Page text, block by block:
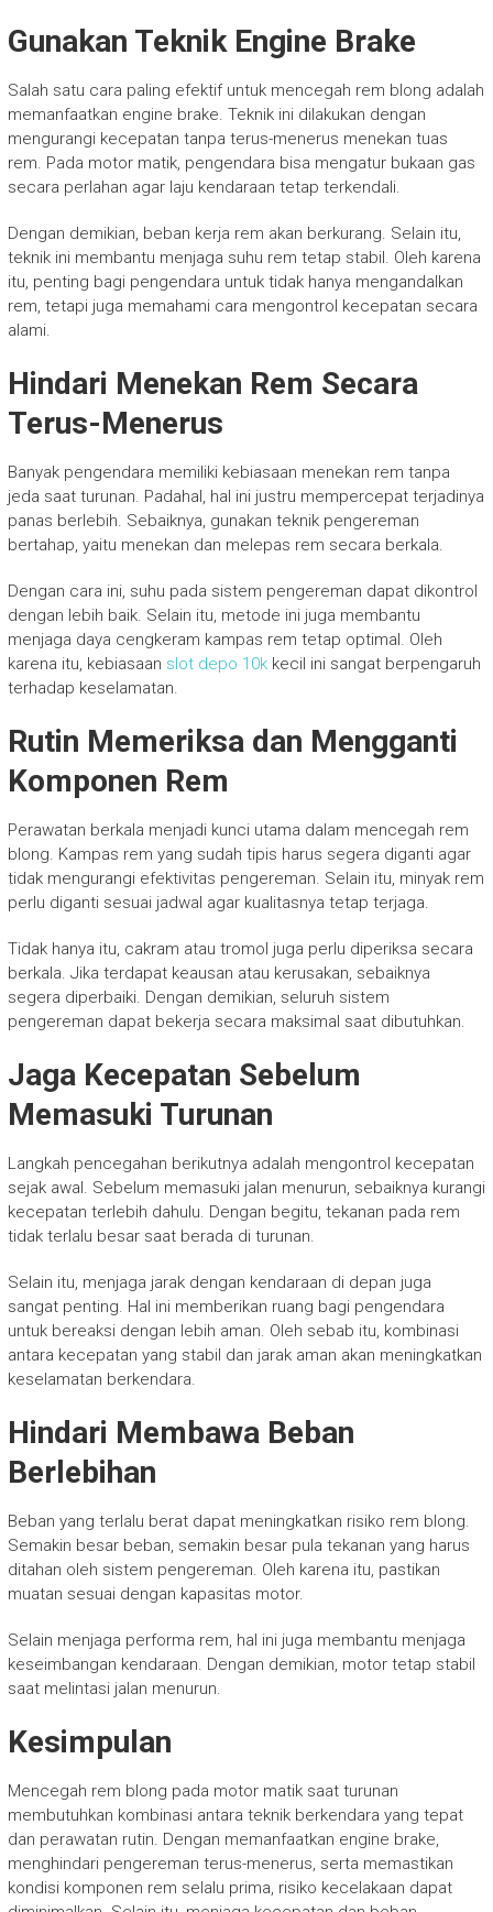
Gunakan Teknik Engine Brake
Salah satu cara paling efektif untuk mencegah rem blong adalah
memanfaatkan engine brake. Teknik ini dilakukan dengan
mengurangi kecepatan tanpa terus-menerus menekan tuas
rem. Pada motor matik, pengendara bisa mengatur bukaan gas
secara perlahan agar laju kendaraan tetap terkendali.
Dengan demikian, beban kerja rem akan berkurang. Selain itu,
teknik ini membantu menjaga suhu rem tetap stabil. Oleh karena
itu, penting bagi pengendara untuk tidak hanya mengandalkan
rem, tetapi juga memahami cara mengontrol kecepatan secara
alami.
Hindari Menekan Rem Secara
Terus-Menerus
Banyak pengendara memiliki kebiasaan menekan rem tanpa
jeda saat turunan. Padahal, hal ini justru mempercepat terjadinya
panas berlebih. Sebaiknya, gunakan teknik pengereman
bertahap, yaitu menekan dan melepas rem secara berkala.
Dengan cara ini, suhu pada sistem pengereman dapat dikontrol
dengan lebih baik. Selain itu, metode ini juga membantu
menjaga daya cengkeram kampas rem tetap optimal. Oleh
karena itu, kebiasaan slot depo 10kkecil ini sangat berpengaruh
terhadap keselamatan.
Rutin Memeriksa dan Mengganti
Komponen Rem
Perawatan berkala menjadi kunci utama dalam mencegah rem
blong. Kampas rem yang sudah tipis harus segera diganti agar
tidak mengurangi efektivitas pengereman. Selain itu, minyak rem
perlu diganti sesuai jadwal agar kualitasnya tetap terjaga.
Tidak hanya itu, cakram atau tromol juga perlu diperiksa secara
berkala. Jika terdapat keausan atau kerusakan, sebaiknya
segera diperbaiki. Dengan demikian, seluruh sistem
pengereman dapat bekerja secara maksimal saat dibutuhkan.
Jaga Kecepatan Sebelum
Memasuki Turunan
Langkah pencegahan berikutnya adalah mengontrol kecepatan
sejak awal. Sebelum memasuki jalan menurun, sebaiknya kurangi
kecepatan terlebih dahulu. Dengan begitu, tekanan pada rem
tidak terlalu besar saat berada di turunan.
Selain itu, menjaga jarak dengan kendaraan di depan juga
sangat penting. Hal ini memberikan ruang bagi pengendara
untuk bereaksi dengan lebih aman. Oleh sebab itu, kombinasi
antara kecepatan yang stabil dan jarak aman akan meningkatkan
keselamatan berkendara.
Hindari Membawa Beban
Berlebihan
Beban yang terlalu berat dapat meningkatkan risiko rem blong.
Semakin besar beban, semakin besar pula tekanan yang harus
ditahan oleh sistem pengereman. Oleh karena itu, pastikan
muatan sesuai dengan kapasitas motor.
Selain menjaga performa rem, hal ini juga membantu menjaga
keseimbangan kendaraan. Dengan demikian, motor tetap stabil
saat melintasi jalan menurun.
Kesimpulan
Mencegah rem blong pada motor matik saat turunan
membutuhkan kombinasi antara teknik berkendara yang tepat
dan perawatan rutin. Dengan memanfaatkan engine brake,
menghindari pengereman terus-menerus, serta memastikan
kondisi komponen rem selalu prima, risiko kecelakaan dapat